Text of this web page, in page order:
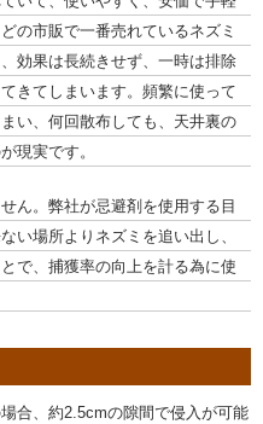
の市販で一番売れているネズミ
効果は長続きせず、一時は排除
きてしまいます。頻繁に使って
い、何回散布しても、天井裏の
現実です。
ん。弊社が忌避剤を使用する目
い場所よりネズミを追い出し、
で、捕獲率の向上を計る為に使
合、約2.5cmの隙間で侵入が可能